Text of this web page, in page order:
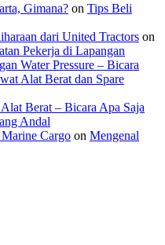
Gimana? on Tips Beli
dari United Tractors on
Pekerja di Lapangan
Water Pressure – Bicara
Alat Berat dan Spare
Berat – Bicara Apa Saja
Andal
Cargo on Mengenal